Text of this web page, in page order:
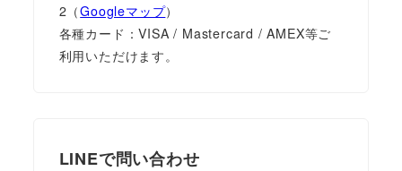
2（Googleマップ）
各種カード：VISA / Mastercard / AMEX等ご
利用いただけます。
LINEで問い合わせ